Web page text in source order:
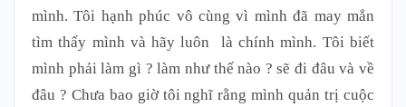
mình. Tôi hạnh phúc vô cùng vì mình đã may mắn
tìm thấy mình và hãy luôn là chính mình. Tôi biết
mình phải làm gì ? làm như thế nào ? sẽ đi đâu và về
đâu ? Chưa bao giờ tôi nghĩ rằng mình quản trị cuộc